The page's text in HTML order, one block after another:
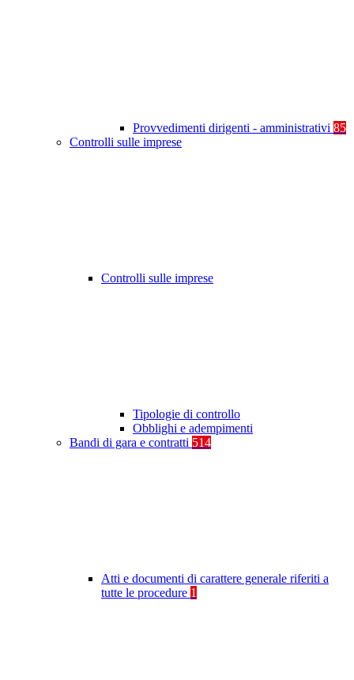
Provvedimenti dirigenti - amministrativi 85
Controlli sulle imprese
Controlli sulle imprese
Tipologie di controllo
Obblighi e adempimenti
Bandi di gara e contratti 514
Atti e documenti di carattere generale riferiti a
tutte le procedure 1